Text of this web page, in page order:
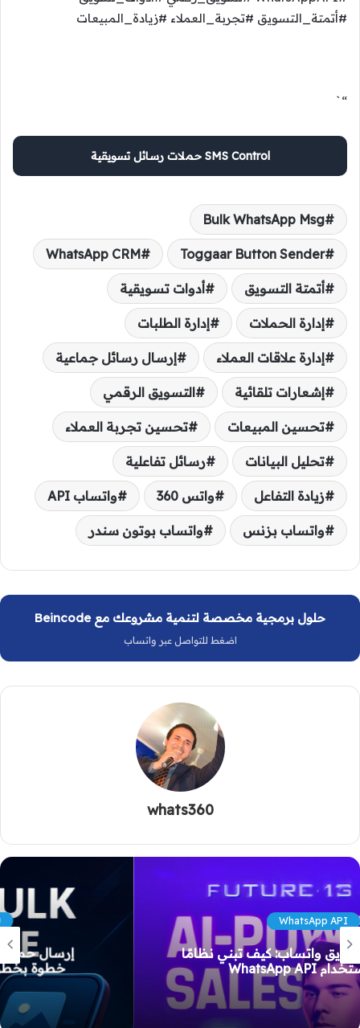
#أتمتة_التسويق #تجربة_العملاء #زيادة_المبيعات
“`
SMS Control حملات رسائل تسويقية
Bulk WhatsApp Msg
Toggaar Button Sender
WhatsApp CRM
أتمتة التسويق أدوات تسويقية
إدارة الحملات إدارة الطلبات
إدارة علاقات العملاء إرسال رسائل جماعية
إشعارات تلقائية التسويق الرقمي
تحسين المبيعات تحسين تجربة العملاء
تحليل البيانات رسائل تفاعلية
زيادة التفاعل واتس 360 واتساب API
واتساب بزنس واتساب بوتون سندر
حلول برمجية مخصصة لتنمية مشروعك مع Beincode
اضغط للتواصل عبر واتساب
whats360
Whats360 واتس360
إرسال حملة جماعية عبر واتساب 360: دليل
خطوة بخطوة لإعداد رسائل نصية وصور